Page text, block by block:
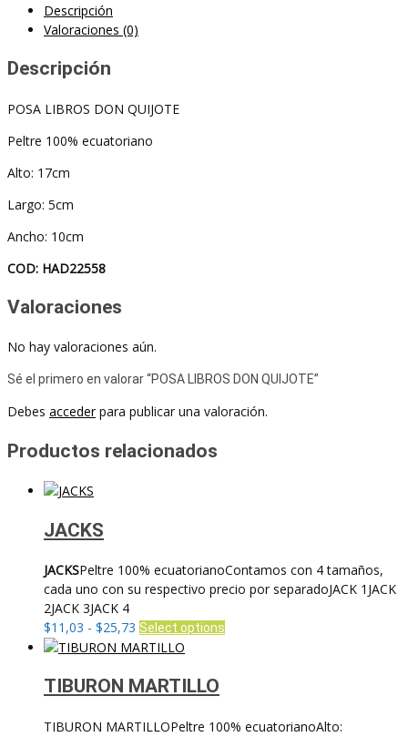
Descripción
Valoraciones (0)
Descripción
POSA LIBROS DON QUIJOTE
Peltre 100% ecuatoriano
Alto: 17cm
Largo: 5cm
Ancho: 10cm
COD: HAD22558
Valoraciones
No hay valoraciones aún.
Sé el primero en valorar “POSA LIBROS DON QUIJOTE”
Debes accederpara publicar una valoración.
Productos relacionados
JACKS
JACKSPeltre 100% ecuatorianoContamos con 4 tamaños,
cada uno con su respectivo precio por separadoJACK 1JACK
2JACK 3JACK 4
$11,03 - $25,73 Rango
de
desde
hasta
Select optionsEste
Las
TIBURON MARTILLO
TIBURON MARTILLOPeltre 100% ecuatorianoAlto: